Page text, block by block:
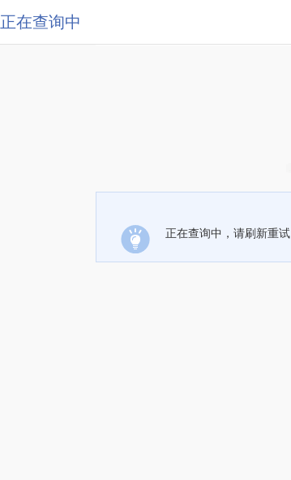
正在查询中
正在查询中，请刷新重试